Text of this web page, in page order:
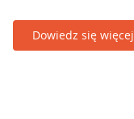
Dowiedz się więcej